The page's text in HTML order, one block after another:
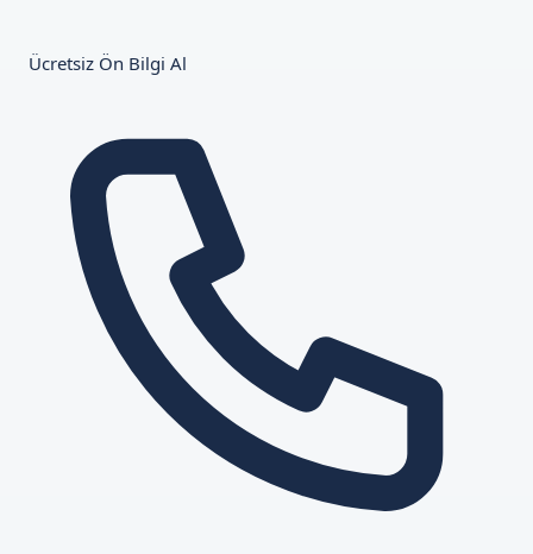
Ücretsiz Ön Bilgi Al